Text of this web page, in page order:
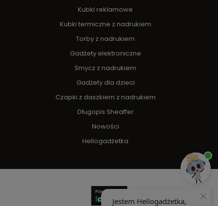
Kubki reklamowe
Kubki termiczne z nadrukiem
Torby z nadrukiem
Gadżety elektroniczne
Smycz z nadrukiem
Gadżety dla dzieci
Czapki z daszkiem z nadrukiem
Długopis Sheaffer
Nowości
Hellogadżetka